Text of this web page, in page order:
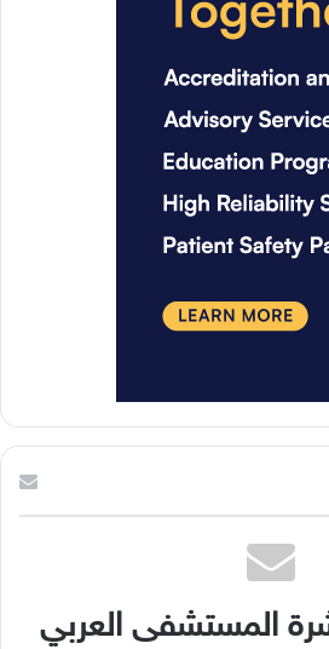
المستشفى العربي